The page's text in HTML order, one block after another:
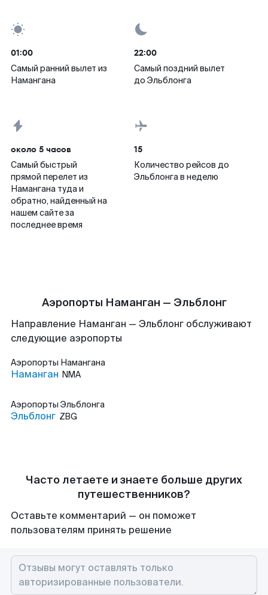
01:00
Самый ранний вылет из
Намангана
22:00
Самый поздний вылет
до Эльблонга
около 5 часов
Самый быстрый
прямой перелет из
Намангана туда и
обратно, найденный на
нашем сайте за
последнее время
15
Количество рейсов до
Эльблонга в неделю
Аэропорты Наманган — Эльблонг
Направление Наманган — Эльблонг обслуживают
следующие аэропорты
Аэропорты Намангана
Наманган NMA
Аэропорты Эльблонга
Эльблонг ZBG
Часто летаете и знаете больше других
путешественников?
Оставьте комментарий — он поможет
пользователям принять решение